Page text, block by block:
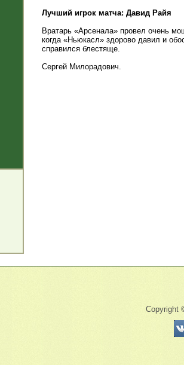
Лучший игрок матча: Давид Райя
Вратарь «Арсенала» провел очень
когда «Ньюкасл» здорово давил и
справился блестяще.
Сергей Милорадович.
Copyright